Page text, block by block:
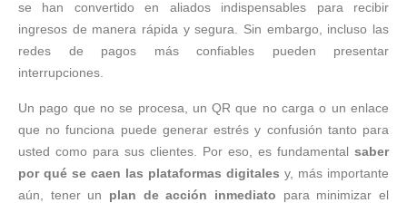
se han convertido en aliados indispensables para recibir
ingresos de manera rápida y segura. Sin embargo, incluso las
redes de pagos más confiables pueden presentar
interrupciones.
Un pago que no se procesa, un QR que no carga o un enlace
que no funciona puede generar estrés y confusión tanto para
usted como para sus clientes. Por eso, es fundamental saber
por qué se caen las plataformas digitales y, más importante
aún, tener un plan de acción inmediato para minimizar el